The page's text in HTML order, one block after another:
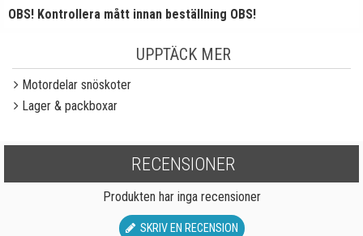
OBS! Kontrollera mått innan beställning OBS!
UPPTÄCK MER
Motordelar snöskoter
Lager & packboxar
RECENSIONER
Produkten har inga recensioner
SKRIV EN RECENSION